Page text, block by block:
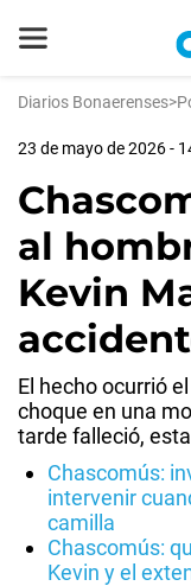
Diarios Bonaerenses>
23 de mayo de 2026 -
al
Kevin
El hecho ocurrió
choque en una
tarde falleció,
Chascomús:
intervenir
camilla
Chascomús:
Kevin y el